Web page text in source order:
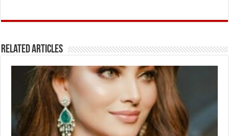
ce
o
o
k
it
r
at
A
p
p
ai ar
Related Articles